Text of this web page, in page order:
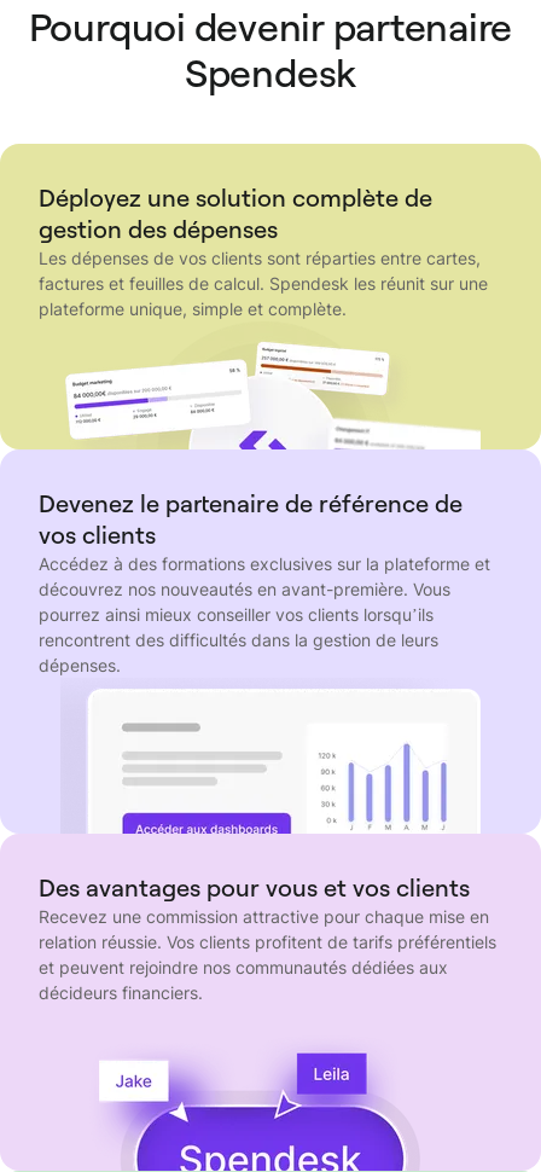
Pourquoi devenir partenaire
Spendesk
Déployez une solution complète de
gestion des dépenses
Les dépenses de vos clients sont réparties entre cartes,
factures et feuilles de calcul. Spendesk les réunit sur une
plateforme unique, simple et complète.
Devenez le partenaire de référence de
vos clients
Accédez à des formations exclusives sur la plateforme et
découvrez nos nouveautés en avant-première. Vous
pourrez ainsi mieux conseiller vos clients lorsqu’ils
rencontrent des difficultés dans la gestion de leurs
dépenses.
Des avantages pour vous et vos clients
Recevez une commission attractive pour chaque mise en
relation réussie. Vos clients profitent de tarifs préférentiels
et peuvent rejoindre nos communautés dédiées aux
décideurs financiers.